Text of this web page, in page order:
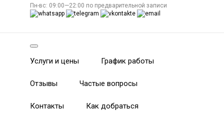
Пн-вс: 09:00—22:00 по предварительной записи
Услуги и цены График работы
Отзывы Частые вопросы
Контакты Как добраться